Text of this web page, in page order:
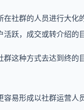
在社群的人员进行大化
跃，成交或转介绍的目
群这种方式去达到终的
容易形成以社群运营人